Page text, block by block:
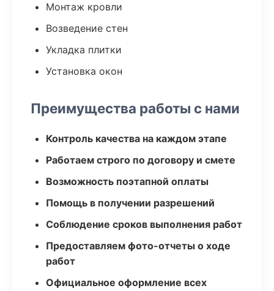
Монтаж кровли
Возведение стен
Укладка плитки
Установка окон
Преимущества работы с нами
Контроль качества на каждом этапе
Работаем строго по договору и смете
Возможность поэтапной оплаты
Помощь в получении разрешений
Соблюдение сроков выполнения работ
Предоставляем фото-отчеты о ходе
работ
Официальное оформление всех